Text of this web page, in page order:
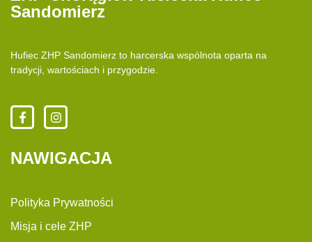
Sandomierz
Hufiec ZHP Sandomierz to harcerska wspólnota oparta na
tradycji, wartościach i przygodzie.
NAWIGACJA
Polityka Prywatności
Misja i cele ZHP